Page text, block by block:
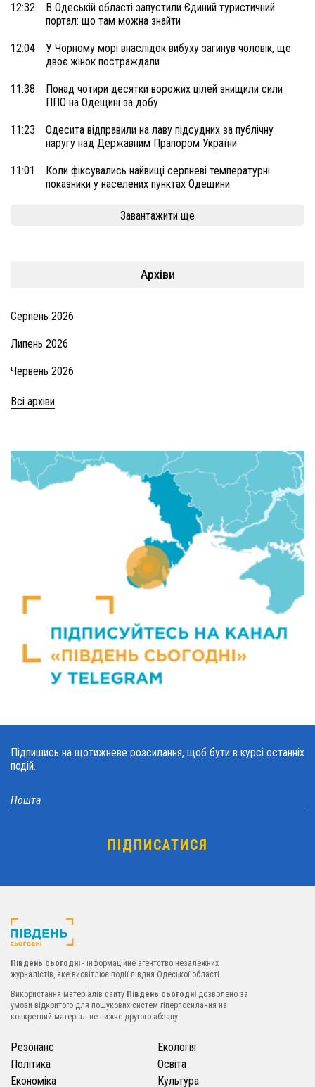
12:32
В Одеській області запустили Єдиний туристичний
портал: що там можна знайти
12:04
У Чорному морі внаслідок вибуху загинув чоловік, ще
двоє жінок постраждали
11:38
Понад чотири десятки ворожих цілей знищили сили
ППО на Одещині за добу
11:23
Одесита відправили на лаву підсудних за публічну
наругу над Державним Прапором України
11:01
Коли фіксувались найвищі серпневі температурні
показники у населених пунктах Одещини
Завантажити ще
Архіви
Серпень 2026
Липень 2026
Червень 2026
Всі архіви
Підпишись на щотижневе розсилання, щоб бути в курсі останніх
подій.
Південь сьогодні - інформаційне агентство незалежних
журналістів, яке висвітлює події півдня Одеської області.
Використання матеріалів сайту Південь сьогодні дозволено за
умови відкритого для пошукових систем гіперпосилання на
конкретний матеріал не нижче другого абзацу
Резонанс
Політика
Економіка
Екологія
Освіта
Культура